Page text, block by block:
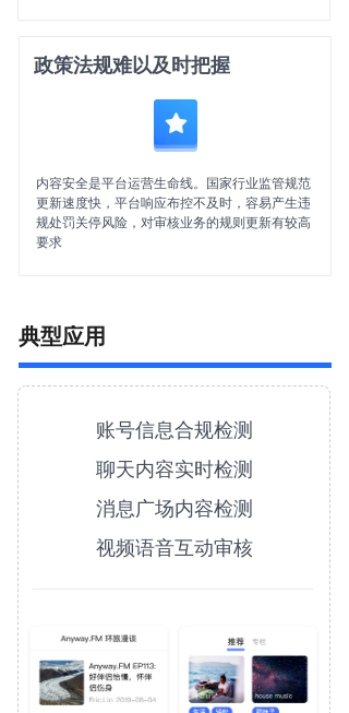
内容安全是平台运营生命线。国家行业监管规范
更新速度快，平台响应布控不及时，容易产生违
规处罚关停风险，对审核业务的规则更新有较高
要求
政策法规难以及时把握
典型应用
账号信息合规检测
聊天内容实时检测
消息广场内容检测
视频语音互动审核